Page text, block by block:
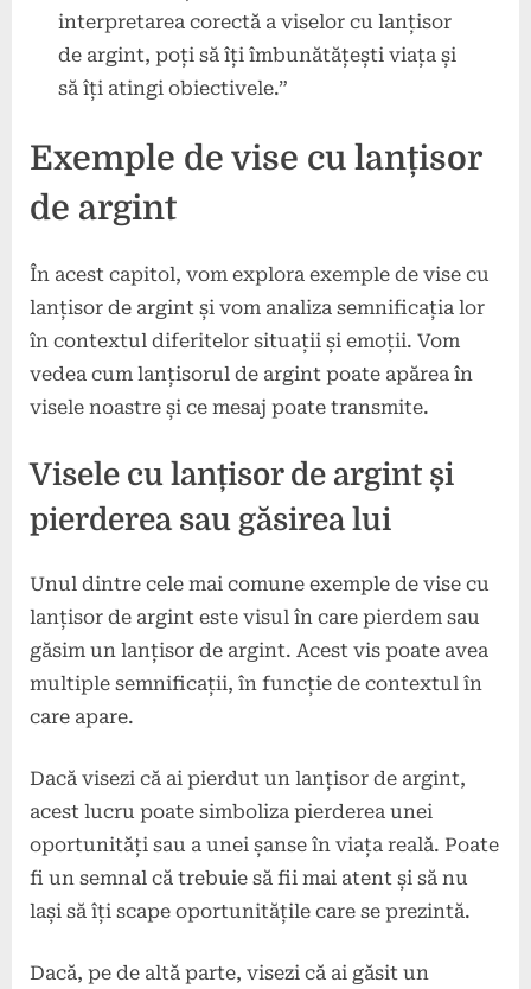
interpretarea corectă a viselor cu lanțisor
de argint, poți să îți îmbunătățești viața și
să îți atingi obiectivele.”
Exemple de vise cu lanțisor
de argint
În acest capitol, vom explora exemple de vise cu
lanțisor de argint și vom analiza semnificația lor
în contextul diferitelor situații și emoții. Vom
vedea cum lanțisorul de argint poate apărea în
visele noastre și ce mesaj poate transmite.
Visele cu lanțisor de argint și
pierderea sau găsirea lui
Unul dintre cele mai comune exemple de vise cu
lanțisor de argint este visul în care pierdem sau
găsim un lanțisor de argint. Acest vis poate avea
multiple semnificații, în funcție de contextul în
care apare.
Dacă visezi că ai pierdut un lanțisor de argint,
acest lucru poate simboliza pierderea unei
oportunități sau a unei șanse în viața reală. Poate
fi un semnal că trebuie să fii mai atent și să nu
lași să îți scape oportunitățile care se prezintă.
Dacă, pe de altă parte, visezi că ai găsit un